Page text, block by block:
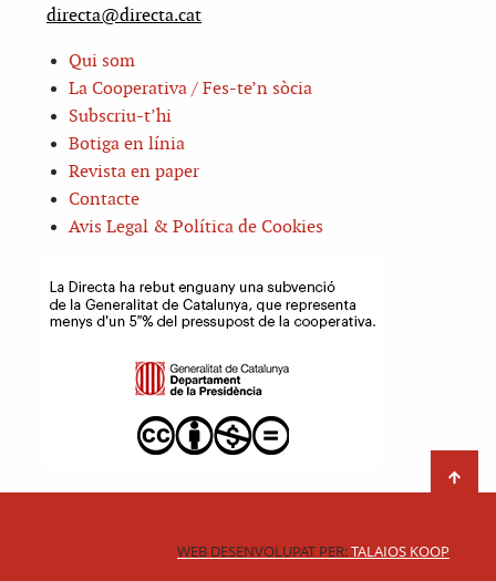
directa@directa.cat
Qui som
La Cooperativa / Fes-te’n sòcia
Subscriu-t’hi
Botiga en línia
Revista en paper
Contacte
Avis Legal & Política de Cookies
WEB DESENVOLUPAT PER:TALAIOS KOOP